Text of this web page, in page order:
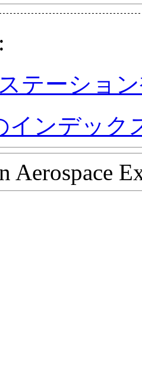
テーショ
インデック
Aerospace